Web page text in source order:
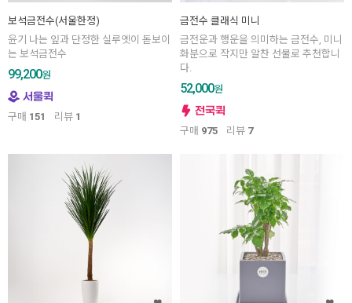
보석금전수(서울한정)
윤기 나는 잎과 단정한 실루엣이 돋보이
는 보석금전수
99,200원
구매 151 리뷰 1
금전수 클래식 미니
금전운과 행운을 의미하는 금전수, 미니
화분으로 작지만 알찬 선물로 추천합니
다.
52,000원
구매 975 리뷰 7